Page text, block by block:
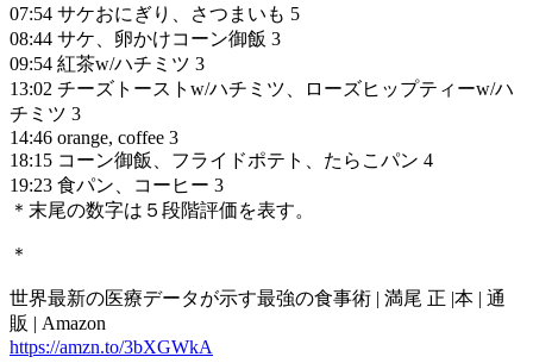
07:54 サケおにぎり、さつまいも 5
08:44 サケ、卵かけコーン御飯 3
09:54 紅茶w/ハチミツ 3
13:02 チーズトーストw/ハチミツ、ローズヒップティーw/ハ
チミツ 3
14:46 orange, coffee 3
18:15 コーン御飯、フライドポテト、たらこパン 4
19:23 食パン、コーヒー 3
＊末尾の数字は５段階評価を表す。
＊
世界最新の医療データが示す最強の食事術 | 満尾 正 |本 | 通
販 | Amazon
https://amzn.to/3bXGWkA